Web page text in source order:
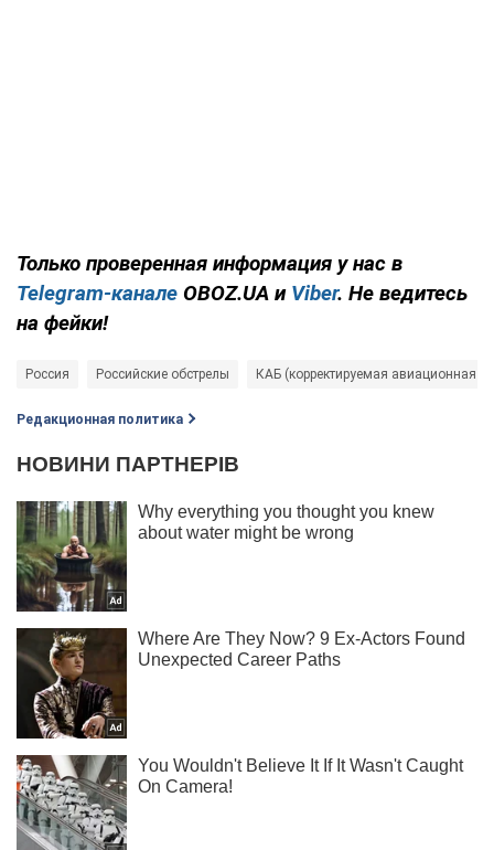
Только проверенная информация у нас в
Telegram-канале OBOZ.UA и Viber. Не ведитесь
на фейки!
Россия Российские обстрелы КАБ (корректируемая авиационная
Редакционная политика